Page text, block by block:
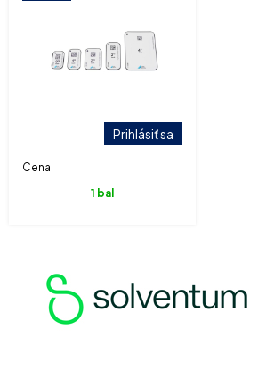
Cena:
Prihlásiť sa
1 bal